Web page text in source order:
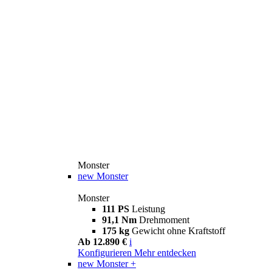
Monster
new Monster
Monster
111 PS Leistung
91,1 Nm Drehmoment
175 kg Gewicht ohne Kraftstoff
Ab 12.890 € i
Konfigurieren Mehr entdecken
new Monster +